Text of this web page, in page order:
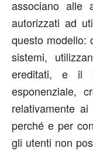
associano alle
autorizzati ad
questo modello:
sistemi,
ereditati, e il
esponenziale,
relativamente
perché e per
gli utenti non